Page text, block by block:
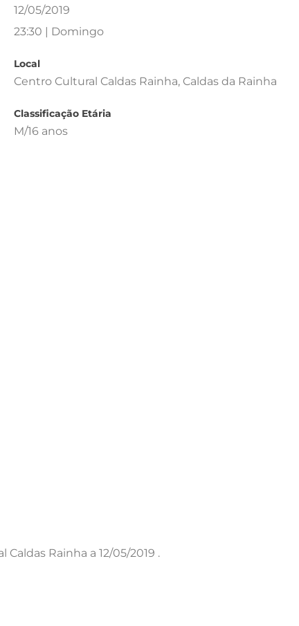
12/05/2019
23:30 | Domingo
Local
Centro Cultural Caldas Rainha, Caldas da Rainha
Classificação Etária
M/16 anos
Rainha a 12/05/2019 .